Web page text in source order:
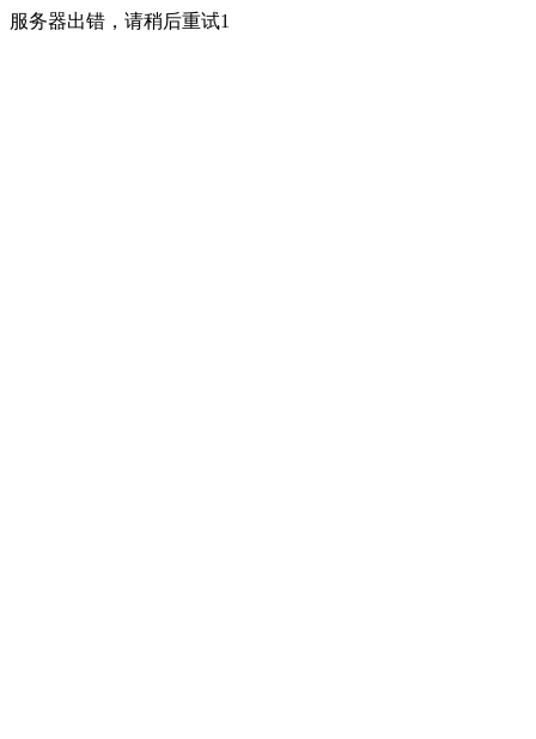
服务器出错，请稍后重试1